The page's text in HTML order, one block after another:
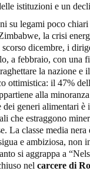
istituzioni e un
su legami poco
la crisi
dicembre, i
a febbraio, con una
la nazione e
ottimistica: il 47%
alla
dei generi alimentari
che estraggono
La classe media
e ambiziosa, non
si aggrappa a
nel carcere di